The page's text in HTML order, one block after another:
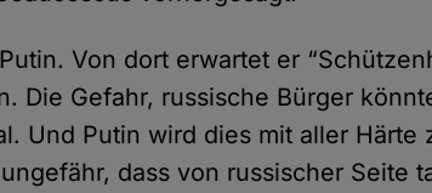
Von dort erwartet er
Die Gefahr, russische Bürger
Und Putin wird dies mit aller Härte
dass von russischer Seite